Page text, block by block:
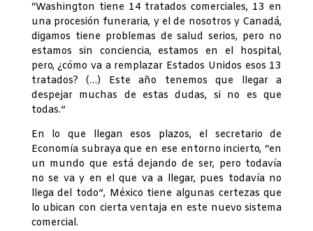
“Washington tiene 14 tratados comerciales, 13 en
una procesión funeraria, y el de nosotros y Canadá,
digamos tiene problemas de salud serios, pero no
estamos sin conciencia, estamos en el hospital,
pero, ¿cómo va a remplazar Estados Unidos esos 13
tratados? (…) Este año tenemos que llegar a
despejar muchas de estas dudas, si no es que
todas.”
En lo que llegan esos plazos, el secretario de
Economía subraya que en ese entorno incierto, “en
un mundo que está dejando de ser, pero todavía
no se va y en el que va a llegar, pues todavía no
llega del todo”, México tiene algunas certezas que
lo ubican con cierta ventaja en este nuevo sistema
comercial.